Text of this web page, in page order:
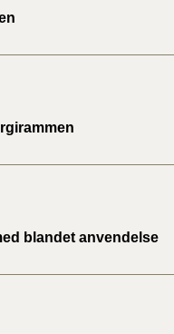
blandet anvendelse